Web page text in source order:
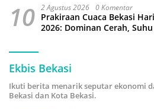
10 2 Agustus 2026 0 Komentar
Prakiraan Cuaca Bekasi
2026: Dominan Cerah,
Ekbis Bekasi
Ikuti berita menarik seputar ekonomi
Bekasi dan Kota Bekasi.